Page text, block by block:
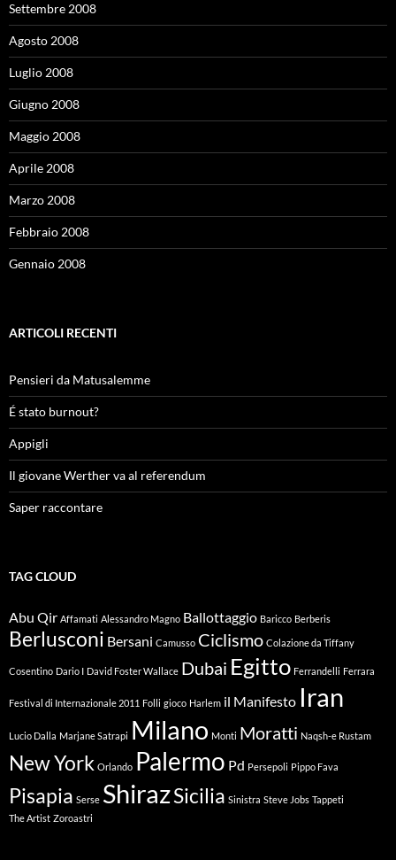
Settembre 2008
Agosto 2008
Luglio 2008
Giugno 2008
Maggio 2008
Aprile 2008
Marzo 2008
Febbraio 2008
Gennaio 2008
ARTICOLI RECENTI
Pensieri da Matusalemme
É stato burnout?
Appigli
Il giovane Werther va al referendum
Saper raccontare
TAG CLOUD
Abu Qir Affamati Alessandro Magno Ballottaggio Baricco Berberis
Berlusconi Bersani Camusso Ciclismo Colazione da Tiffany
Cosentino Dario I David Foster Wallace Dubai Egitto Ferrandelli Ferrara
Festival di Internazionale 2011 Folli gioco Harlem il Manifesto Iran
Lucio Dalla Marjane Satrapi Milano Monti Moratti Naqsh-e Rustam
New York Orlando Palermo Pd Persepoli Pippo Fava
Pisapia Serse ShirazSicilia Sinistra Steve Jobs Tappeti
The Artist Zoroastri